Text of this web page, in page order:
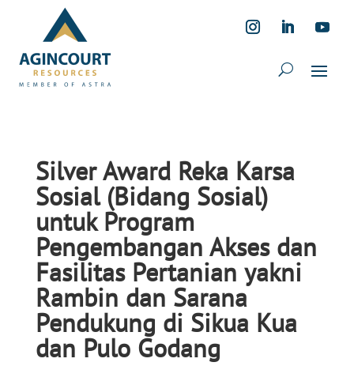
Silver Award Reka Karsa
Sosial (Bidang Sosial)
untuk Program
Pengembangan Akses dan
Fasilitas Pertanian yakni
Rambin dan Sarana
Pendukung di Sikua Kua
dan Pulo Godang